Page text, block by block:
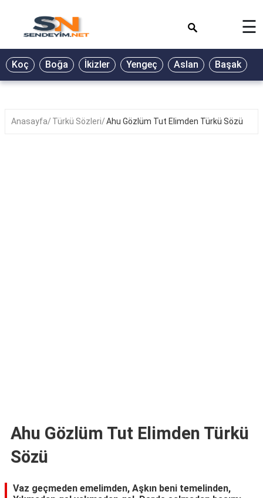
BİYOGRAFİ
GALERİ
☰
Koç Boğa İkizler Yengeç Aslan Başak
Anasayfa Türkü Sözleri Ahu Gözlüm Tut Elimden Türkü Sözü
Ahu Gözlüm Tut Elimden Türkü
Sözü
Vaz geçmeden emelimden, Aşkın beni temelinden,